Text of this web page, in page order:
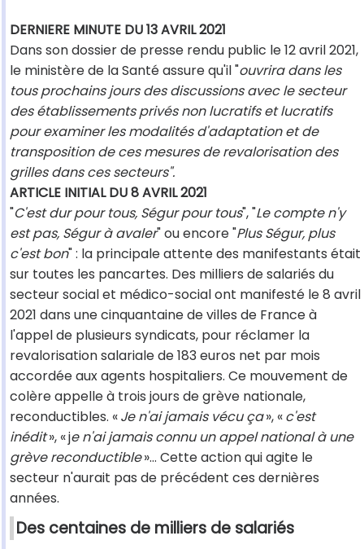
DERNIERE MINUTE DU 13 AVRIL 2021
Dans son dossier de presse rendu public le 12 avril 2021,
le ministère de la Santé assure qu'il "ouvrira dans les
tous prochains jours des discussions avec le secteur
des établissements privés non lucratifs et lucratifs
pour examiner les modalités d'adaptation et de
transposition de ces mesures de revalorisation des
grilles dans ces secteurs".
ARTICLE INITIAL DU 8 AVRIL 2021
"C'est dur pour tous, Ségur pour tous", "Le compte n'y
est pas, Ségur à avaler" ou encore "Plus Ségur, plus
c'est bon" : la principale attente des manifestants était
sur toutes les pancartes. Des milliers de salariés du
secteur social et médico-social ont manifesté le 8 avril
2021 dans une cinquantaine de villes de France à
l'appel de plusieurs syndicats, pour réclamer la
revalorisation salariale de 183 euros net par mois
accordée aux agents hospitaliers. Ce mouvement de
colère appelle à trois jours de grève nationale,
reconductibles. «Je n'ai jamais vécu ça», «c'est
inédit», « je n'ai jamais connu un appel national à une
grève reconductible»… Cette action qui agite le
secteur n'aurait pas de précédent ces dernières
années.
Des centaines de milliers de salariés